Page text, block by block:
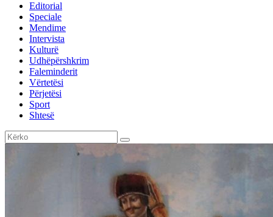
Editorial
Speciale
Mendime
Intervista
Kulturë
Udhëpërshkrim
Faleminderit
Vërtetësi
Përjetësi
Sport
Shtesë